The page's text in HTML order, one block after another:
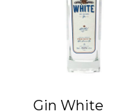
Gin White